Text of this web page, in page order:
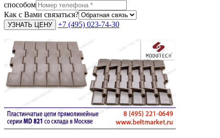
способом
Как с Вами связаться?
+7 (495) 023-74-30